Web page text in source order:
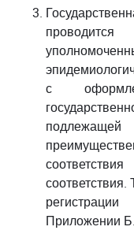
с
подлежащей
Приложении Б.